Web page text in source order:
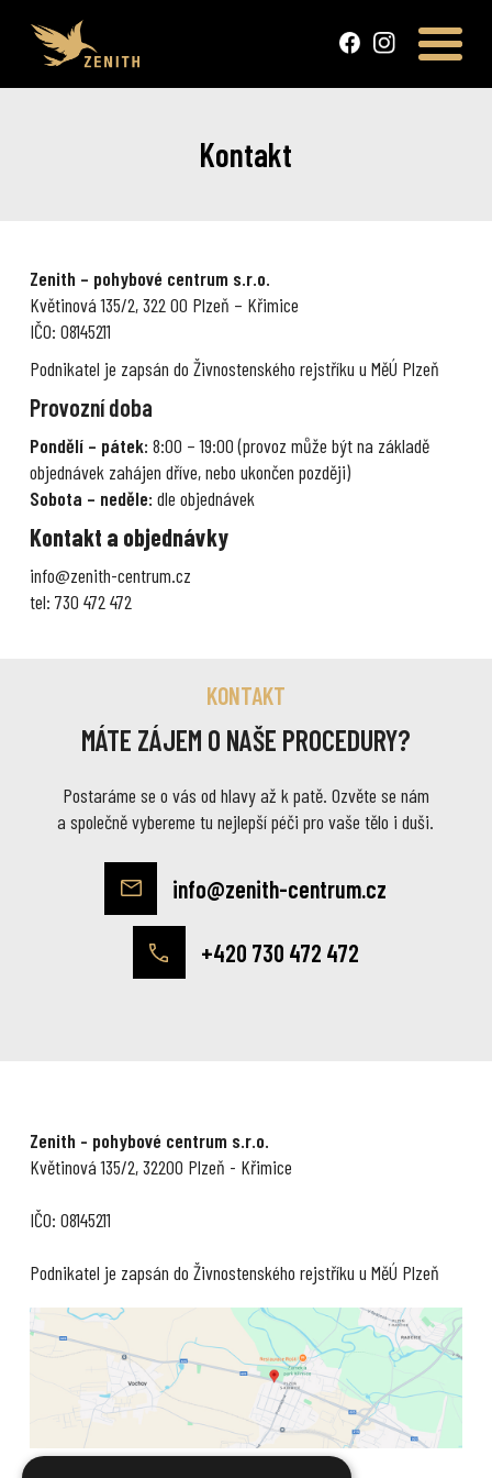
Kontakt
Zenith – pohybové centrum s.r.o.
Květinová 135/2, 322 00 Plzeň – Křimice
IČO: 08145211
Podnikatel je zapsán do Živnostenského rejstříku u MěÚ Plzeň
Provozní doba
Pondělí – pátek: 8:00 – 19:00 (provoz může být na základě
objednávek zahájen dříve, nebo ukončen později)
Sobota – neděle: dle objednávek
Kontakt a objednávky
info@zenith-centrum.cz
tel: 730 472 472
KONTAKT
MÁTE ZÁJEM O NAŠE PROCEDURY?
Postaráme se o vás od hlavy až k patě. Ozvěte se nám
a společně vybereme tu nejlepší péči pro vaše tělo i duši.
info@zenith-centrum.cz
+420 730 472 472
Zenith - pohybové centrum s.r.o.
Květinová 135/2, 32200 Plzeň - Křimice
IČO: 08145211
Podnikatel je zapsán do Živnostenského rejstříku u MěÚ Plzeň